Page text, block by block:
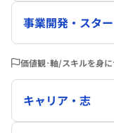
事業開発・スタ
価値観･軸/スキルを身
キャリア・志